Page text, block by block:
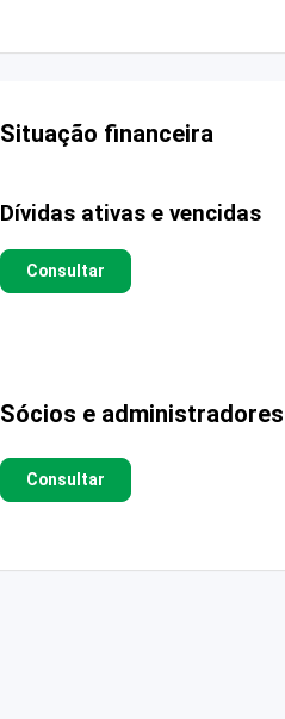
Situação financeira
Dívidas ativas e vencidas
Consultar
Sócios e
Consultar